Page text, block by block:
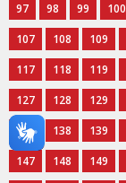
97
98 99 100
107
108 109
117
118 119
127
128 129
137
138 139
147
148 149